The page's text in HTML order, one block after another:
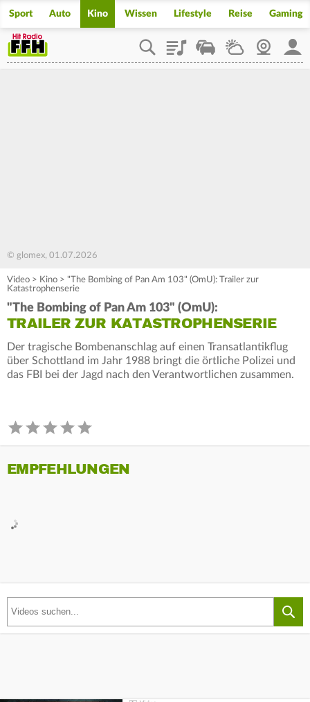
Sport Auto Kino Wissen Lifestyle Reise Gaming
PlaylistStaupilotWetterWebcam
© glomex, 01.07.2026
Video > Kino > "The Bombing of Pan Am 103" (OmU): Trailer zur
Katastrophenserie
"The Bombing of Pan Am 103" (OmU):
TRAILER ZUR KATASTROPHENSERIE
Der tragische Bombenanschlag auf einen Transatlantikflug
über Schottland im Jahr 1988 bringt die örtliche Polizei und
das FBI bei der Jagd nach den Verantwortlichen zusammen.
EMPFEHLUNGEN